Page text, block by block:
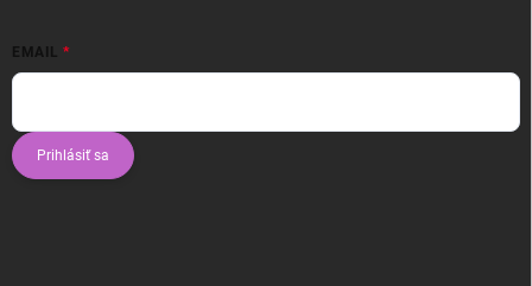
EMAIL
Prihlásiť sa